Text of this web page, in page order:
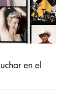
en el